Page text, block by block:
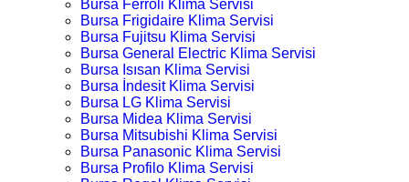
Bursa Ferroli Klima Servisi
Bursa Frigidaire Klima Servisi
Bursa Fujitsu Klima Servisi
Bursa General Electric Klima Servisi
Bursa Isısan Klima Servisi
Bursa İndesit Klima Servisi
Bursa LG Klima Servisi
Bursa Midea Klima Servisi
Bursa Mitsubishi Klima Servisi
Bursa Panasonic Klima Servisi
Bursa Profilo Klima Servisi